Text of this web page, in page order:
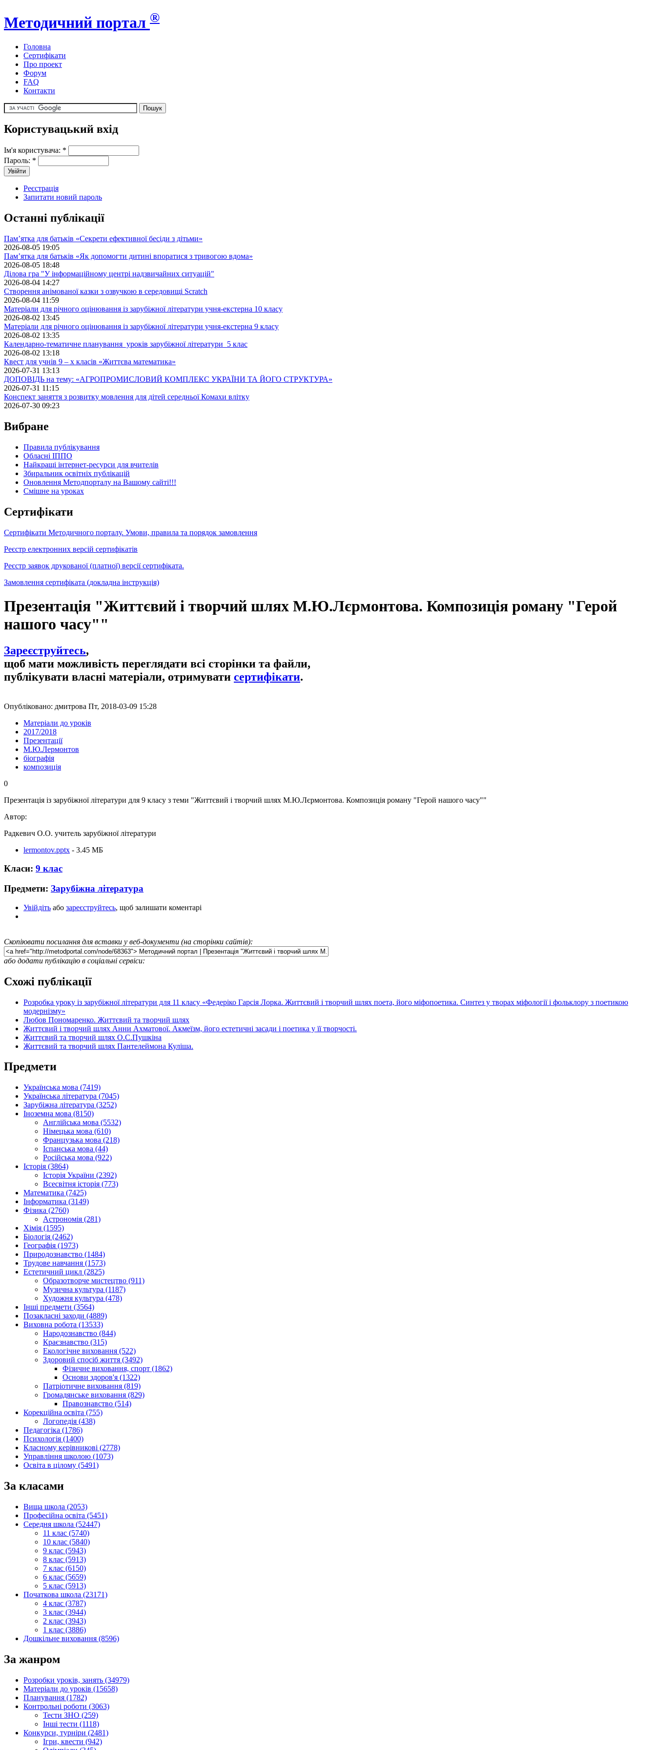
Методичний портал ®
Головна
Сертифікати
Про проект
Форум
FAQ
Контакти
Користувацький вхід
Ім'я користувача: *
Пароль: *
Реєстрація
Запитати новий пароль
Останні публікації
Пам’ятка для батьків «Секрети ефективної бесіди з дітьми»
2026-08-05 19:05
Пам’ятка для батьків «Як допомогти дитині впоратися з тривогою вдома»
2026-08-05 18:48
Ділова гра "У інформаційному центрі надзвичайних ситуацій"
2026-08-04 14:27
Створення анімованої казки з озвучкою в середовищі Scratch
2026-08-04 11:59
Матеріали для річного оцінювання із зарубіжної літератури учня-екстерна 10 класу
2026-08-02 13:45
Матеріали для річного оцінювання із зарубіжної літератури учня-екстерна 9 класу
2026-08-02 13:35
Календарно-тематичне планування уроків зарубіжної літератури 5 клас
2026-08-02 13:18
Квест для учнів 9 – х класів «Життєва математика»
2026-07-31 13:13
ДОПОВІДЬ на тему: «АГРОПРОМИСЛОВИЙ КОМПЛЕКС УКРАЇНИ ТА ЙОГО СТРУКТУРА»
2026-07-31 11:15
Конспект заняття з розвитку мовлення для дітей середньої Комахи влітку
2026-07-30 09:23
Вибране
Правила публікування
Обласні ІППО
Найкращі інтернет-ресурси для вчителів
Збиральник освітніх публікацій
Оновлення Методпорталу на Вашому сайті!!!
Cмішне на уроках
Сертифікати
Сертифікати Методичного порталу. Умови, правила та порядок замовлення
Реєстр електронних версій сертифікатів
Реєстр заявок друкованої (платної) версії сертифіката.
Замовлення сертифіката (докладна інструкція)
Презентація "Життєвий і творчий шлях М.Ю.Лєрмонтова. Композиція роману "Герой
нашого часу""
Зареєструйтесь,
щоб мати можливість переглядати всі сторінки та файли,
публікувати власні матеріали, отримувати сертифікати.
Опубліковано: дмитрова Пт, 2018-03-09 15:28
Матеріали до уроків
2017/2018
Презентації
М.Ю.Лермонтов
біографія
композиція
0
Презентація із зарубіжної літератури для 9 класу з теми "Життєвий і творчий шлях М.Ю.Лєрмонтова. Композиція роману "Герой нашого часу""
Автор:
Радкевич О.О. учитель зарубіжної літератури
lermontov.pptx - 3.45 MБ
Класи: 9 клас
Предмети: Зарубіжна література
Увійдіть або зареєструйтесь, щоб залишати коментарі
Скопіювати посилання для вставки у веб-документи (на сторінки сайтів):
або додати публікацію в соціальні сервіси:
Схожі публікації
Розробка уроку із зарубіжної літератури для 11 класу «Федеріко Гарсія Лорка. Життєвий і творчий шлях поета, його міфопоетика. Синтез у творах міфології і фольклору з поетикою
модернізму»
Любов Пономаренко. Життєвий та творчий шлях
Життєвий і творчий шлях Анни Ахматової. Акмеїзм, його естетичні засади і поетика у її творчості.
Життєвий та творчий шлях О.С.Пушкіна
Життєвий та творчий шлях Пантелеймона Куліша.
Предмети
Українська мова (7419)
Українська література (7045)
Зарубіжна література (3252)
Іноземна мова (8150)
Англійська мова (5532)
Німецька мова (610)
Французька мова (218)
Іспанська мова (44)
Російська мова (922)
Історія (3864)
Історія України (2392)
Всесвітня історія (773)
Математика (7425)
Інформатика (3149)
Фізика (2760)
Астрономія (281)
Хімія (1595)
Біологія (2462)
Географія (1973)
Природознавство (1484)
Трудове навчання (1573)
Естетичний цикл (2825)
Образотворче мистецтво (911)
Музична культура (1187)
Художня культура (478)
Інші предмети (3564)
Позакласні заходи (4889)
Виховна робота (13533)
Народознавство (844)
Краєзнавство (315)
Екологічне виховання (522)
Здоровий спосіб життя (3492)
Фізичне виховання, спорт (1862)
Основи здоров'я (1322)
Патріотичне виховання (819)
Громадянське виховання (829)
Правознавство (514)
Корекційна освіта (755)
Логопедія (438)
Педагогіка (1786)
Психологія (1400)
Класному керівникові (2778)
Управління школою (1073)
Освіта в цілому (5491)
За класами
Вища школа (2053)
Професійна освіта (5451)
Середня школа (52447)
11 клас (5740)
10 клас (5840)
9 клас (5943)
8 клас (5913)
7 клас (6150)
6 клас (5659)
5 клас (5913)
Початкова школа (23171)
4 клас (3787)
3 клас (3944)
2 клас (3943)
1 клас (3886)
Дошкільне виховання (8596)
За жанром
Розробки уроків, занять (34979)
Матеріали до уроків (15658)
Планування (1782)
Контрольні роботи (3063)
Тести ЗНО (259)
Інші тести (1118)
Конкурси, турніри (2481)
Ігри, квести (942)